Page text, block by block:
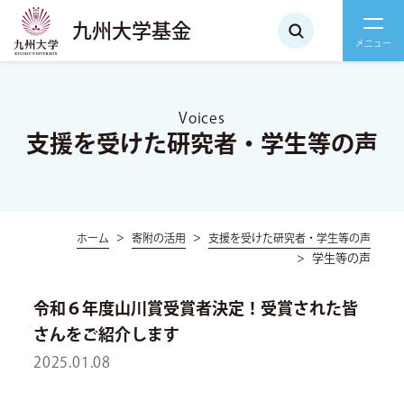
九州大学基金
Voices
支援を受けた研究者・学生等の声
ホーム 寄附の活用 支援を受けた研究者・学生等の声
学生等の声
令和６年度山川賞受賞者決定！受賞された皆
さんをご紹介します
2025.01.08